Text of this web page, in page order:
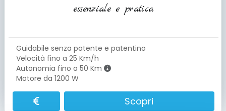
essenziale e pratica
Guidabile senza patente e patentino
Velocità fino a 25 Km/h
Autonomia fino a 50 Km
Motore da 1200 W
Scopri